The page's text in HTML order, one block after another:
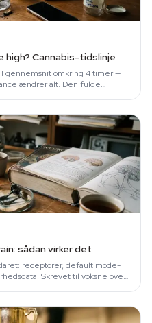
Cannabis-tidslinje
gennemsnit omkring 4 timer —
ændrer alt. Den fulde
sådan virker det
receptorer, default mode-
Skrevet til voksne over